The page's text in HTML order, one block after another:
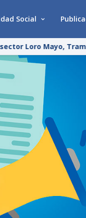
Social
Loro Mayo, Tramo